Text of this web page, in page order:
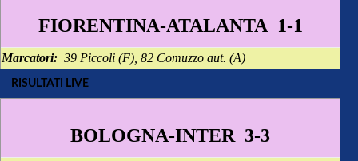
FIORENTINA-ATALANTA 1-1
Marcatori: 39 Piccoli (F), 82 Comuzzo aut. (A)
RISULTATI LIVE
BOLOGNA-INTER 3-3